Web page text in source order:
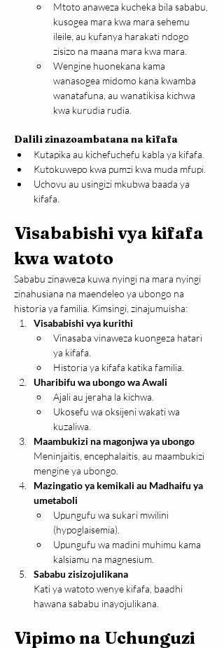
Mtoto anaweza kucheka bila sababu,
kusogea mara kwa mara sehemu
ileile, au kufanya harakati ndogo
zisizo na maana mara kwa mara.
Wengine huonekana kama
wanasogea midomo kana kwamba
wanatafuna, au wanatikisa kichwa
kwa kurudia rudia.
Dalili zinazoambatana na kifafa
Kutapika au kichefuchefu kabla ya kifafa.
Kutokuwepo kwa pumzi kwa muda mfupi.
Uchovu au usingizi mkubwa baada ya
kifafa.
Visababishi vya kifafa
kwa watoto
Sababu zinaweza kuwa nyingi na mara nyingi
zinahusiana na maendeleo ya ubongo na
historia ya familia. Kimsingi, zinajumuisha:
Visababishi vya kurithi
Vinasaba vinaweza kuongeza hatari
ya kifafa.
Historia ya kifafa katika familia.
Uharibifu wa ubongo wa Awali
Ajali au jeraha la kichwa.
Ukosefu wa oksijeni wakati wa
kuzaliwa.
Maambukizi na magonjwa ya ubongo
Meninjaitis, encephalaitis, au maambukizi
mengine ya ubongo.
Mazingatio ya kemikali au Madhaifu ya
umetaboli
Upungufu wa sukari mwilini
(hypoglaisemia).
Upungufu wa madini muhimu kama
kalsiamu na magnesium.
Sababu zisizojulikana
Kati ya watoto wenye kifafa, baadhi
hawana sababu inayojulikana.
Vipimo na Uchunguzi